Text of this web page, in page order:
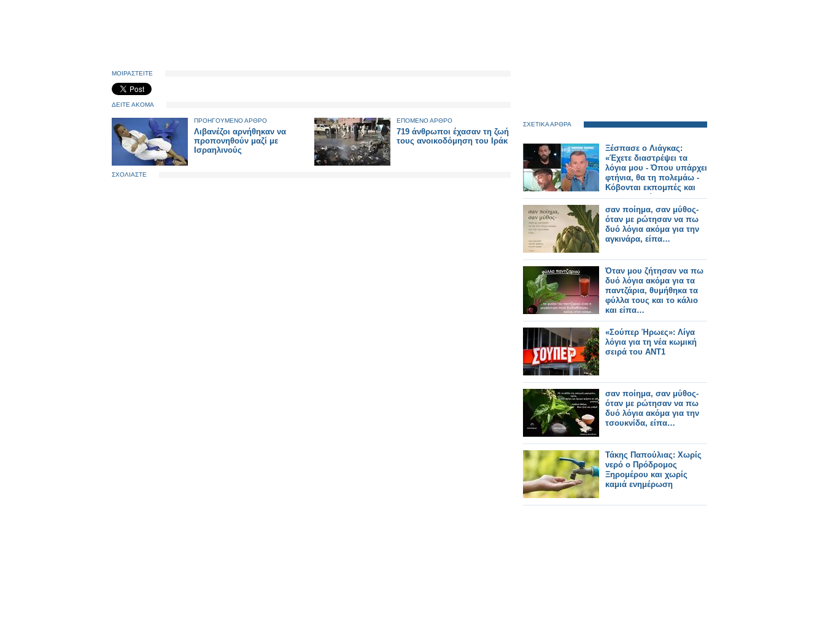
ΜΟΙΡΑΣΤΕΙΤΕ
ΔΕΙΤΕ ΑΚΟΜΑ
ΠΡΟΗΓΟΥΜΕΝΟ ΑΡΘΡΟ
Λιβανέζοι αρνήθηκαν να
προπονηθούν μαζί με
Ισραηλινούς
ΕΠΟΜΕΝΟ ΑΡΘΡΟ
719 άνθρωποι έχασαν τη ζωή
τους ανοικοδόμηση του Ιράκ
ΣΧΟΛΙΑΣΤΕ
ΣΧΕΤΙΚΑ ΑΡΘΡΑ
Ξέσπασε ο Λιάγκας:
«Έχετε διαστρέψει τα
λόγια μου - Όπου υπάρχει
φτήνια, θα τη πολεμάω -
Κόβονται εκπομπές και
δεν αντικαθίστανται
σαν ποίημα, σαν μύθος-
όταν με ρώτησαν να πω
δυό λόγια ακόμα για την
αγκινάρα, είπα…
Όταν μου ζήτησαν να πω
δυό λόγια ακόμα για τα
παντζάρια, θυμήθηκα τα
φύλλα τους και το κάλιο
και είπα…
«Σούπερ Ήρωες»: Λίγα
λόγια για τη νέα κωμική
σειρά του ΑΝΤ1
σαν ποίημα, σαν μύθος-
όταν με ρώτησαν να πω
δυό λόγια ακόμα για την
τσουκνίδα, είπα…
Τάκης Παπούλιας: Χωρίς
νερό ο Πρόδρομος
Ξηρομέρου και χωρίς
καμιά ενημέρωση